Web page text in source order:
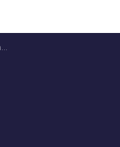
Nye regler for maksimumbeløb